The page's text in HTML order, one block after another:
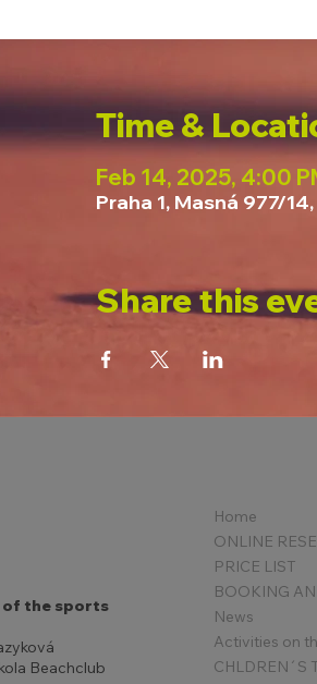
Time &
Feb 14, 2025, 4:00
Praha 1, Masná 977/
Share this
the sports
Beachclub
Home
PRICE LIST
News
Activities on